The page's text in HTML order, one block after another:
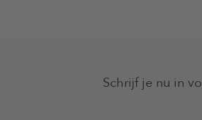
Schrijf je nu in